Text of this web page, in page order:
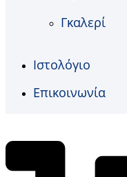
Γκαλερί
Ιστολόγιο
Επικοινωνία